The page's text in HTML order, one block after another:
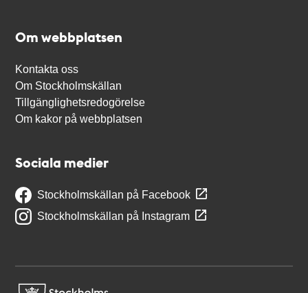
Om webbplatsen
Kontakta oss
Om Stockholmskällan
Tillgänglighetsredogörelse
Om kakor på webbplatsen
Sociala medier
Stockholmskällan på Facebook
Stockholmskällan på Instagram